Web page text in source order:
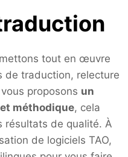
tout en œuvre
de traduction, relecture
proposons un
méthodique, cela
résultats de qualité. À
de logiciels TAO,